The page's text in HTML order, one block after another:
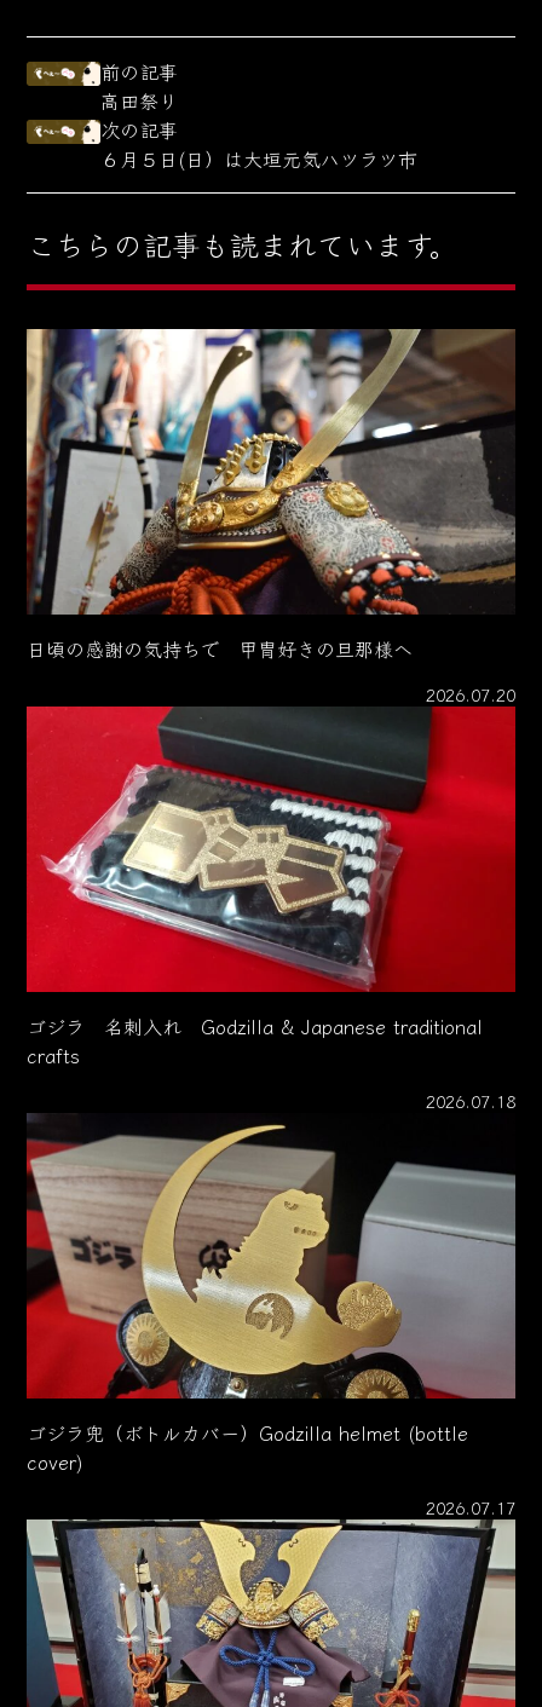
前の記事
高田祭り
次の記事
６月５日(日）は大垣元気ハツラツ市
こちらの記事も読まれています。
日頃の感謝の気持ちで 甲冑好きの旦那様へ
2026.07.20
ゴジラ 名刺入れ Godzilla & Japanese traditional
crafts
2026.07.18
ゴジラ兜（ボトルカバー）Godzilla helmet (bottle
cover)
2026.07.17